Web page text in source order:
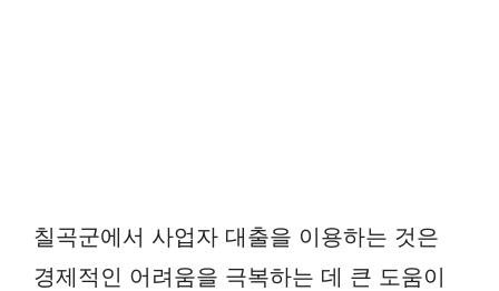
칠곡군에서 사업자 대출을 이용하는 것은
경제적인 어려움을 극복하는 데 큰 도움이